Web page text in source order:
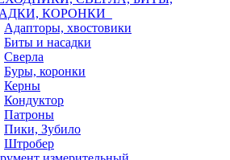
КОРОНКИ
Адапторы, хвостовики
Биты и насадки
Сверла
Буры, коронки
Керны
Кондуктор
Патроны
Пики, Зубило
Штробер